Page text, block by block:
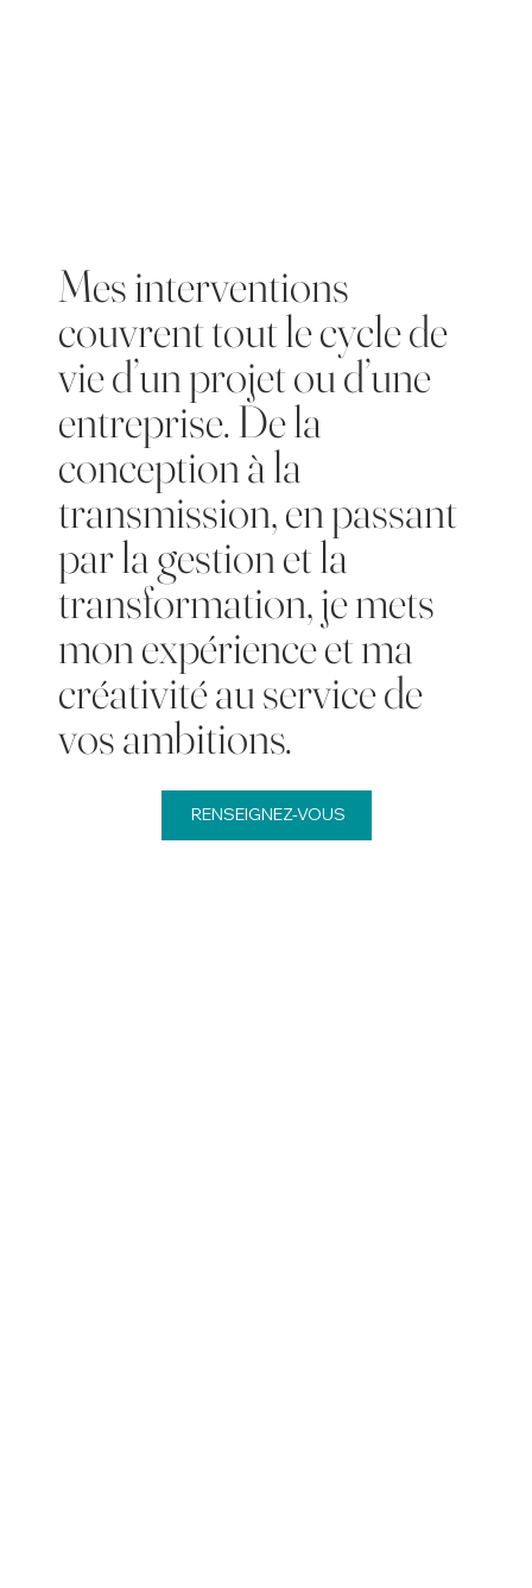
Mes interventions
couvrent tout le cycle de
vie d’un projet ou d’une
entreprise. De la
conception à la
transmission, en passant
par la gestion et la
transformation, je mets
mon expérience et ma
créativité au service de
vos ambitions.
RENSEIGNEZ-VOUS